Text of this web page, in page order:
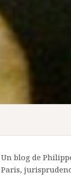
Un blog de
Paris,